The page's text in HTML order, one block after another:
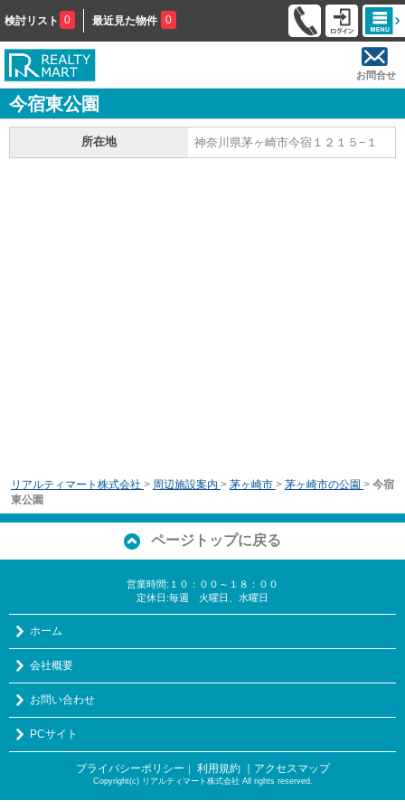
検討リスト 0 最近見た物件 0
お問合せ
今宿東公園
所在地 神奈川県茅ヶ崎市今宿１２１５−１
リアルティマート株式会社 > 周辺施設案内 > 茅ヶ崎市 > 茅ヶ崎市の公園 > 今宿
東公園
ページトップに戻る
営業時間:１０：００～１８：００
定休日:毎週 火曜日、水曜日
ホーム
会社概要
お問い合わせ
PCサイト
プライバシーポリシー ｜ 利用規約 ｜アクセスマップ
Copyright(c) リアルティマート株式会社 All rights reserved.